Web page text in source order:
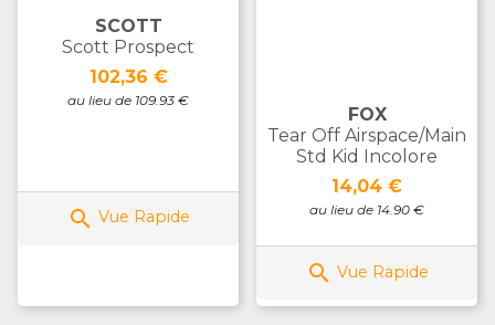
SCOTT
Scott Prospect
Prix
102,36 €
au lieu de 109.93 €
 Vue Rapide
FOX
Tear Off Airspace/Main
Std Kid Incolore
Prix
14,04 €
au lieu de 14.90 €
 Vue Rapide